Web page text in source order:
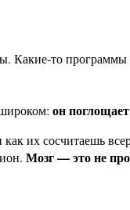
то программы
он
их сосчитаешь
Мозг — это не